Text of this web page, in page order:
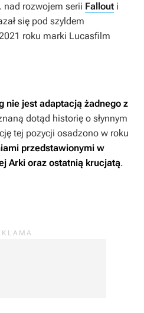
nad rozwojem serii Fallout i
się pod szyldem
roku marki Lucasfilm
nie jest adaptacją żadnego z
dotąd historię o słynnym
tej pozycji osadzono w roku
przedstawionymi w
Arki oraz ostatnią krucjatą.